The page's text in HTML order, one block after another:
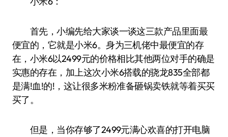
首先，小编先给大家谈一谈这三款产品里面最
便宜的，它就是小米6。身为三机佬中最便宜的存
在，小米6以2499元的价格相比其他两位对手的确是
实惠的存在，加上这次小米6搭载的骁龙835全部都
是满!血!的!，这让很多米粉准备砸锅卖铁就等着买买
买了。
但是，当你存够了2499元满心欢喜的打开电脑